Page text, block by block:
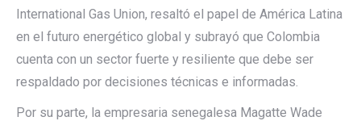
International Gas Union, resaltó el papel de América Latina
en el futuro energético global y subrayó que Colombia
cuenta con un sector fuerte y resiliente que debe ser
respaldado por decisiones técnicas e informadas.
Por su parte, la empresaria senegalesa Magatte Wade